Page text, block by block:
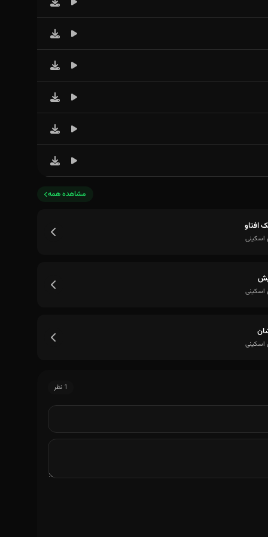
مشاهده همه
افتاو
اسکینی
اسکینی
اسکینی
1 نظر